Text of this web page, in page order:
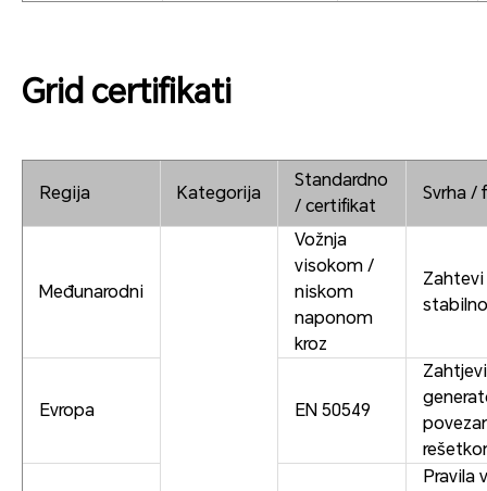
Grid certifikati
Regija Kategorija
Standardno
/ certifikat
Svrha /
Međunarodni
Vožnja
visokom /
niskom
naponom
kroz
Zahtevi
Evropa EN 50549
Pravila